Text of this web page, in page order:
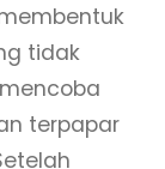
tidak
terpapar